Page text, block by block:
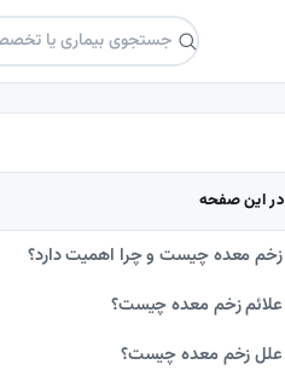
در این صفحه
زخم معده چیست و چرا اهمیت دارد؟
علائم زخم معده چیست؟
علل زخم معده چیست؟